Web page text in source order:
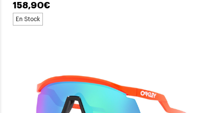
158,90€
En Stock